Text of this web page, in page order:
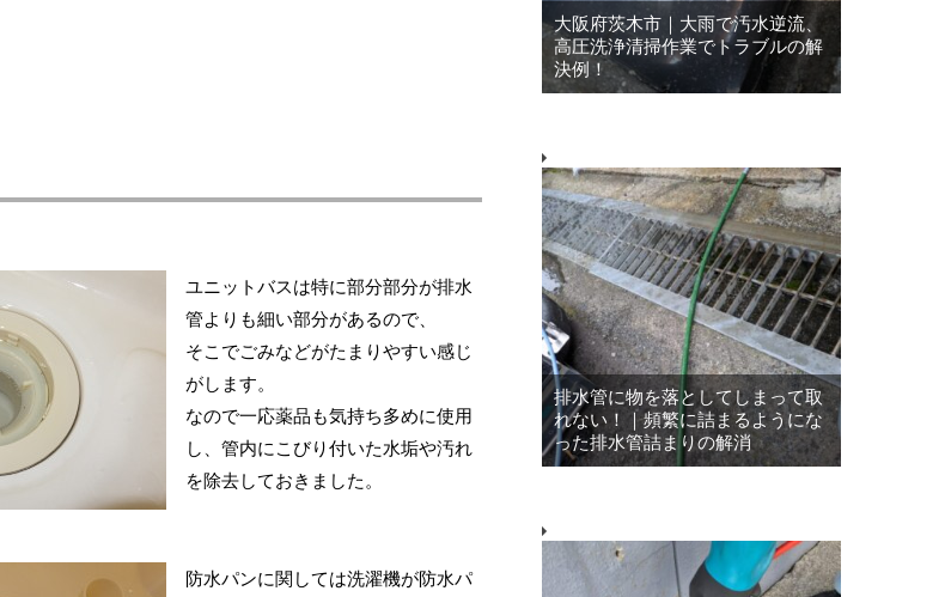
ユニットバスは特に部分部分が排水
管よりも細い部分があるので、
そこでごみなどがたまりやすい感じ
がします。
なので一応薬品も気持ち多めに使用
し、管内にこびり付いた水垢や汚れ
を除去しておきました。
防水パンに関しては洗濯機が防水パ
大阪府茨木市｜大雨で汚水逆流、
高圧洗浄清掃作業でトラブルの解
決例！
排水管に物を落としてしまって取
れない！｜頻繁に詰まるようにな
った排水管詰まりの解消